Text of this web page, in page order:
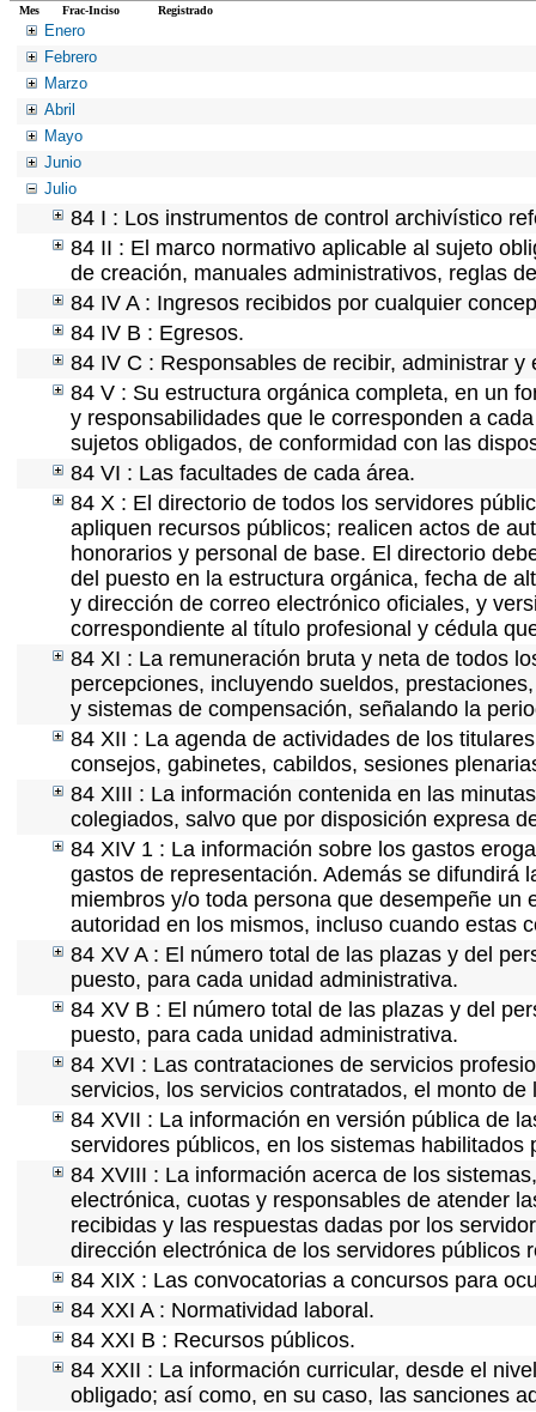
Mes Frac-Inciso Registrado
Enero
Febrero
Marzo
Abril
Mayo
Junio
Julio
84 I : Los instrumentos de control archivístico
84 II : El marco normativo aplicable al sujeto
de creación, manuales administrativos, reglas
84 IV A : Ingresos recibidos por cualquier
84 IV B : Egresos.
84 IV C : Responsables de recibir, administrar y
84 V : Su estructura orgánica completa, en un
y responsabilidades que le corresponden a
sujetos obligados, de conformidad con las
84 VI : Las facultades de cada área.
84 X : El directorio de todos los servidores
apliquen recursos públicos; realicen actos de
honorarios y personal de base. El directorio
del puesto en la estructura orgánica, fecha de
y dirección de correo electrónico oficiales, y
correspondiente al título profesional y cédula
84 XI : La remuneración bruta y neta de todos
percepciones, incluyendo sueldos,
y sistemas de compensación, señalando la
84 XII : La agenda de actividades de los
consejos, gabinetes, cabildos, sesiones
84 XIII : La información contenida en las
colegiados, salvo que por disposición expresa
84 XIV 1 : La información sobre los gastos
gastos de representación. Además se difundirá
miembros y/o toda persona que desempeñe
autoridad en los mismos, incluso cuando estas
84 XV A : El número total de las plazas y del
puesto, para cada unidad administrativa.
84 XV B : El número total de las plazas y del
puesto, para cada unidad administrativa.
84 XVI : Las contrataciones de servicios
servicios, los servicios contratados, el monto
84 XVII : La información en versión pública de
servidores públicos, en los sistemas
84 XVIII : La información acerca de los
electrónica, cuotas y responsables de atender
recibidas y las respuestas dadas por los
dirección electrónica de los servidores públicos
84 XIX : Las convocatorias a concursos para
84 XXI A : Normatividad laboral.
84 XXI B : Recursos públicos.
84 XXII : La información curricular, desde el
obligado; así como, en su caso, las sanciones